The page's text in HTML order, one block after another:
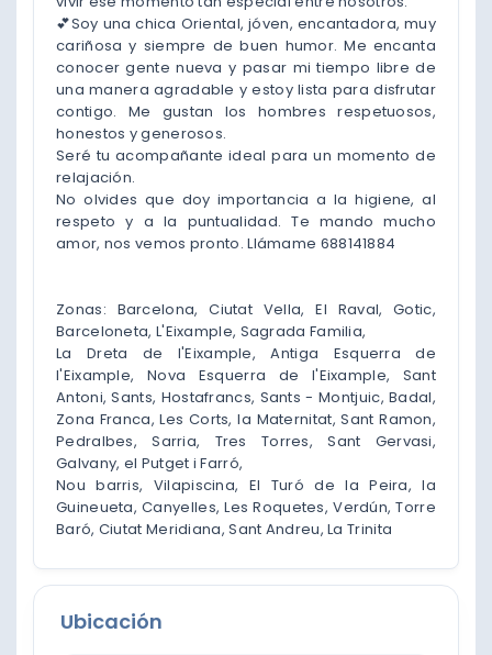
💕Soy una chica Oriental, jóven, encantadora, muy
cariñosa y siempre de buen humor. Me encanta
conocer gente nueva y pasar mi tiempo libre de
una manera agradable y estoy lista para disfrutar
contigo. Me gustan los hombres respetuosos,
honestos y generosos.
Seré tu acompañante ideal para un momento de
relajación.
No olvides que doy importancia a la higiene, al
respeto y a la puntualidad. Te mando mucho
amor, nos vemos pronto. Llámame 688141884
Zonas: Barcelona, Ciutat Vella, El Raval, Gotic,
Barceloneta, L'Eixample, Sagrada Familia,
La Dreta de l'Eixample, Antiga Esquerra de
l'Eixample, Nova Esquerra de l'Eixample, Sant
Antoni, Sants, Hostafrancs, Sants - Montjuic, Badal,
Zona Franca, Les Corts, la Maternitat, Sant Ramon,
Pedralbes, Sarria, Tres Torres, Sant Gervasi,
Galvany, el Putget i Farró,
Nou barris, Vilapiscina, El Turó de la Peira, la
Guineueta, Canyelles, Les Roquetes, Verdún, Torre
Baró, Ciutat Meridiana, Sant Andreu, La Trinita
Ubicación